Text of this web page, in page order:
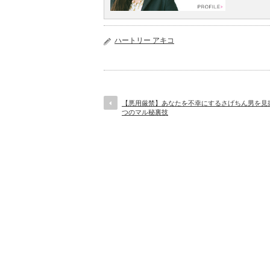
ハートリー アキコ
【悪用厳禁】あなたを不幸にするさげちん男を見
つのマル秘裏技